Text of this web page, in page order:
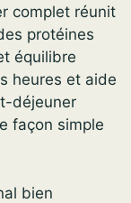
complet réunit
protéines
équilibre
heures et aide
déjeuner
façon simple
bien